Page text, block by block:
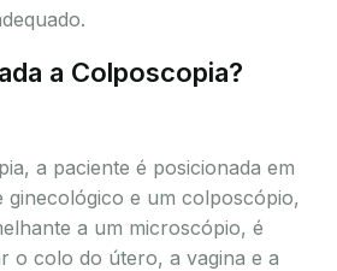
a Colposcopia?
a paciente é posicionada em
ginecológico e um colposcópio,
a um microscópio, é
o colo do útero, a vagina e a